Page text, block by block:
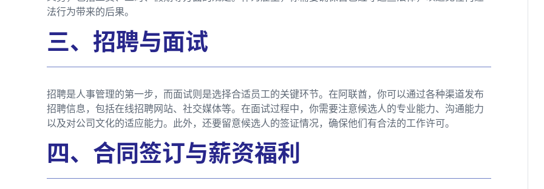
法行为带来的后果。
三、招聘与面试
招聘是人事管理的第一步，而面试则是选择合适员工的关键环节。在阿联酋，你可以通过各种渠道发布
招聘信息，包括在线招聘网站、社交媒体等。在面试过程中，你需要注意候选人的专业能力、沟通能力
以及对公司文化的适应能力。此外，还要留意候选人的签证情况，确保他们有合法的工作许可。
四、合同签订与薪资福利